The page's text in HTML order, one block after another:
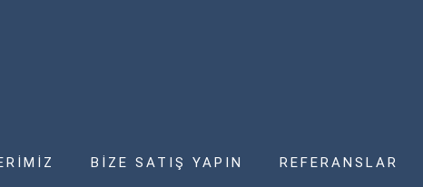
BİZE SATIŞ YAPIN REFERANSLAR